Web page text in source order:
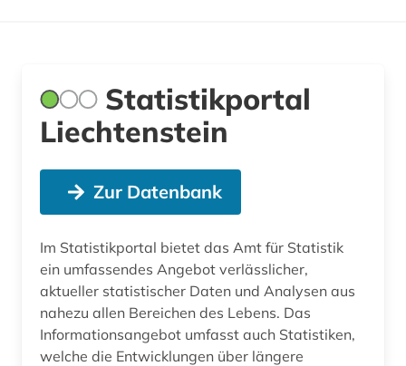
Statistikportal
Liechtenstein
Zur Datenbank
Im Statistikportal bietet das Amt für Statistik
ein umfassendes Angebot verlässlicher,
aktueller statistischer Daten und Analysen aus
nahezu allen Bereichen des Lebens. Das
Informationsangebot umfasst auch Statistiken,
welche die Entwicklungen über längere